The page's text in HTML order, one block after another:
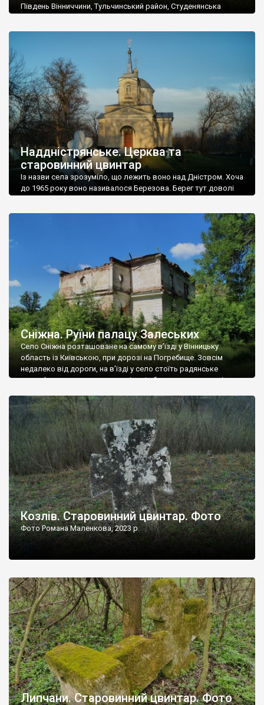
Південь Вінниччини, Тульчинський район, Студенянська
старовинний цвинтар із кам’яними хрестами. Всі епітафії, які
збереглися, написані кирилицею, церковнослов’янською
мовою. За всіма традиційними ознаками – цвинтар
український. Хрести датуються 19 століттям. У 1924-1940
роках Болган […]
Наддністрянське. Церква та
старовинний цвинтар
Із назви села зрозуміло, що лежить воно над Дністром. Хоча
до 1965 року воно називалося Березова. Берег тут доволі
Наддністрянське відрізняється від більшості навколишніх
сіл. У селі є мурована Михайлівська церква. Точної дати […]
Сніжна. Руїни палацу Залеських
Село Сніжна розташоване на самому в’їзді у Вінницьку
область із Київською, при дорозі на Погребище. Зовсім
недалеко від дороги, на в’їзді у село стоїть радянське
рельєфне пано, яке показує жінку і яблуню, а трохи далі, десь
не видно, але видно дві стареньких колії у траві – […]
Козлів. Старовинний цвинтар. Фото
Фото Романа Маленкова, 2023 р.
Липчани. Старовинний цвинтар. Фото